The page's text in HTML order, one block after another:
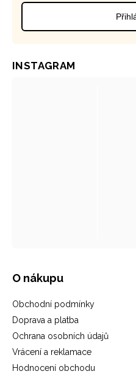
O nákupu
Obchodní podmínky
Doprava a platba
Ochrana osobních údajů
Vrácení a reklamace
Hodnocení obchodu
INSTAGRAM